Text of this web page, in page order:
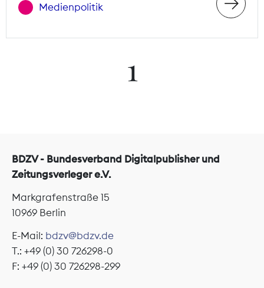
Medienpolitik
1
BDZV - Bundesverband Digitalpublisher und
Zeitungsverleger e.V.
Markgrafenstraße 15
10969 Berlin
E-Mail: bdzv@bdzv.de
T.: +49 (0) 30 726298-0
F: +49 (0) 30 726298-299